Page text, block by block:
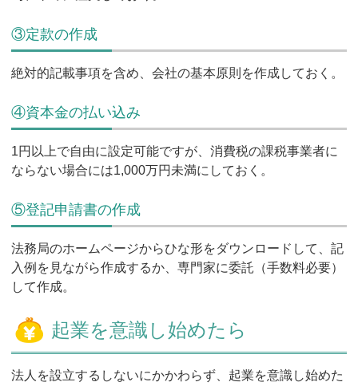
③定款の作成
絶対的記載事項を含め、会社の基本原則を作成しておく。
④資本金の払い込み
1円以上で自由に設定可能ですが、消費税の課税事業者に
ならない場合には1,000万円未満にしておく。
⑤登記申請書の作成
法務局のホームページからひな形をダウンロードして、記
入例を見ながら作成するか、専門家に委託（手数料必要）
して作成。
起業を意識し始めたら
法人を設立するしないにかかわらず、起業を意識し始めた